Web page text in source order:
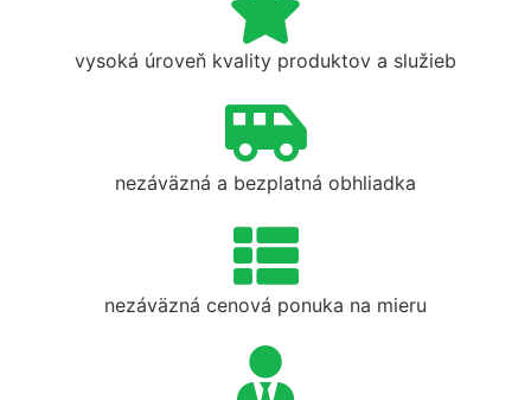
vysoká úroveň kvality produktov a služieb
nezáväzná a bezplatná obhliadka
nezáväzná cenová ponuka na mieru